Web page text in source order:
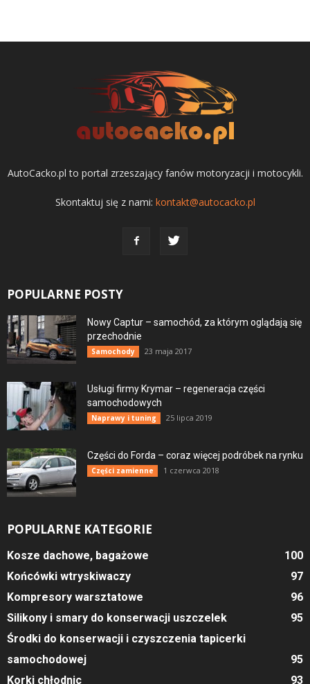
AutoCacko.pl to portal zrzeszający fanów motoryzacji i motocykli.
Skontaktuj się z nami: kontakt@autocacko.pl
POPULARNE POSTY
Nowy Captur – samochód, za którym oglądają się
przechodnie
Samochody 23 maja 2017
Usługi firmy Krymar – regeneracja części
samochodowych
Naprawy i tuning 25 lipca 2019
Części do Forda – coraz więcej podróbek na rynku
Części zamienne 1 czerwca 2018
POPULARNE KATEGORIE
Kosze dachowe, bagażowe
100
Końcówki wtryskiwaczy
97
Kompresory warsztatowe
96
Silikony i smary do konserwacji uszczelek
95
Środki do konserwacji i czyszczenia tapicerki
samochodowej
95
Korki chłodnic
93